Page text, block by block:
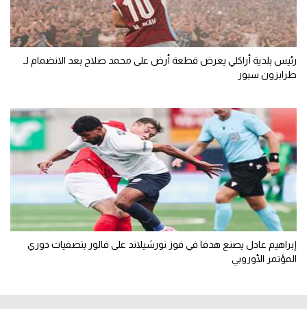
رئيس بلدية أراكلي يعرض قطعة أرض على محمد صلاح بعد الانضمام لـ
طرابزون سبور
إبراهيم عادل يصنع هدفا في فوز نورشيلاند على فالور بتصفيات دوري
المؤتمر الأوروبي